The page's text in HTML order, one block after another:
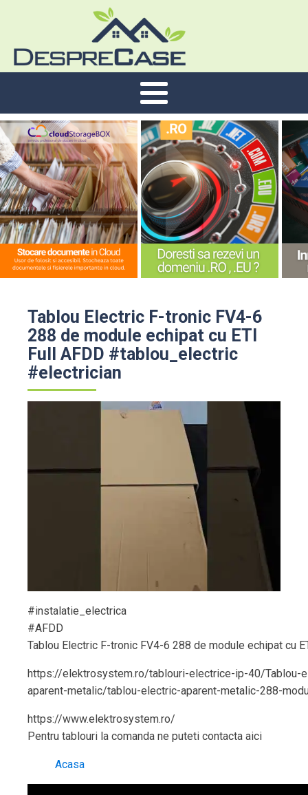
Tablou Electric F-tronic FV4-6
288 de module echipat cu ETI
Full AFDD #tablou_electric
#electrician
#instalatie_electrica
#AFDD
Tablou Electric F-tronic FV4-6 288 de module echipat cu
https://elektrosystem.ro/tablouri-electrice-ip-40/Tablou-
aparent-metalic/tablou-electric-aparent-metalic-288-
https://www.elektrosystem.ro/
Pentru tablouri la comanda ne puteti contacta aici
Acasa